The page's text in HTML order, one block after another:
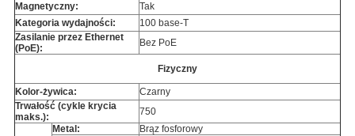
Magnetyczny:
Tak
Kategoria wydajności:
100 base-T
Zasilanie przez Ethernet
(PoE):
Bez PoE
Fizyczny
Kolor-żywica:
Czarny
Trwałość (cykle krycia
maks.):
750
Metal:
Brąz fosforowy